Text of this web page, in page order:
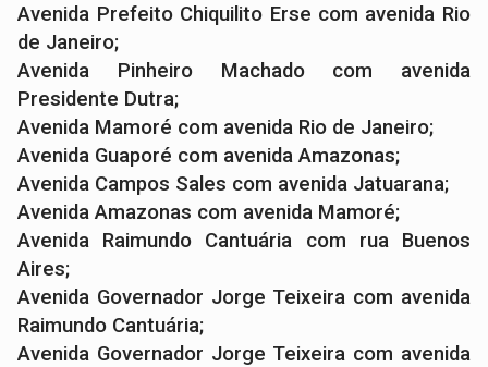
Avenida Prefeito Chiquilito Erse com avenida Rio
de Janeiro;
Avenida Pinheiro Machado com avenida
Presidente Dutra;
Avenida Mamoré com avenida Rio de Janeiro;
Avenida Guaporé com avenida Amazonas;
Avenida Campos Sales com avenida Jatuarana;
Avenida Amazonas com avenida Mamoré;
Avenida Raimundo Cantuária com rua Buenos
Aires;
Avenida Governador Jorge Teixeira com avenida
Raimundo Cantuária;
Avenida Governador Jorge Teixeira com avenida